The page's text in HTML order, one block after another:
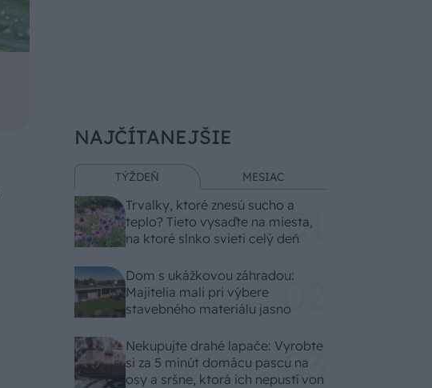
NAJČÍTANEJŠIE
TÝŽDEŇ MESIAC
Trvalky, ktoré znesú sucho a
teplo? Tieto vysaďte na miesta,
na ktoré slnko svieti celý deň
Dom s ukážkovou záhradou:
Majitelia mali pri výbere
stavebného materiálu jasno
Nekupujte drahé lapače: Vyrobte
si za 5 minút domácu pascu na
osy a sršne, ktorá ich nepustí von